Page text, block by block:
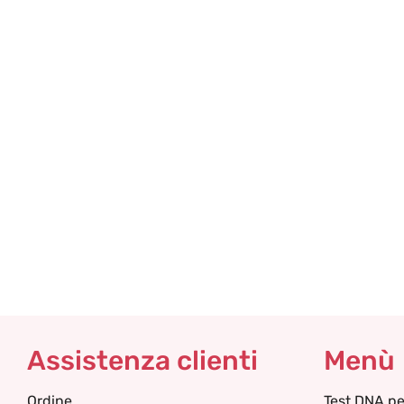
Assistenza clienti
Ordine
Menù
Test DNA